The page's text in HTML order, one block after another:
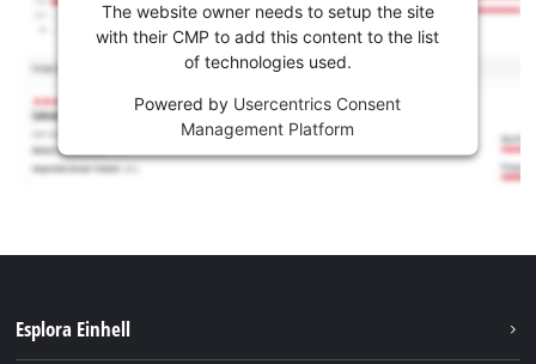
The website owner needs to setup the site
with their CMP to add this content to the list
of technologies used.
Powered by Usercentrics Consent
Management Platform
Esplora Einhell